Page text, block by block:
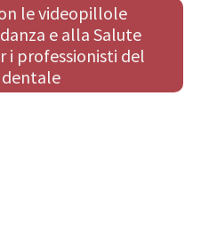
le videopillole
e alla Salute
i professionisti del